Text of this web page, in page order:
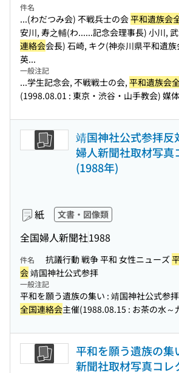
件名
...(わだつみ会) 不戦兵士の会平和遺族会
安川, 寿之輔(わ......記念会理事長) 小川,
連絡会会長) 石崎, キク(神奈川県平和遺
英...
一般注記
...学生記念会, 不戦戦士の会, 平和遺族会
(1998.08.01 : 東京・渋谷・山手教会) 媒
靖国神社公式参拝反
婦人新聞社取材写真
(1988年)
紙 文書・図像類
全国婦人新聞社1988
件名 抗議行動 戦争 平和 女性ニューズ
会靖国神社公式参拝
一般注記
平和を願う遺族の集い : 靖国神社公式参
全国連絡会主催(1988.08.15 : お茶の水～
平和を願う遺族の集
新聞社取材写真コレ